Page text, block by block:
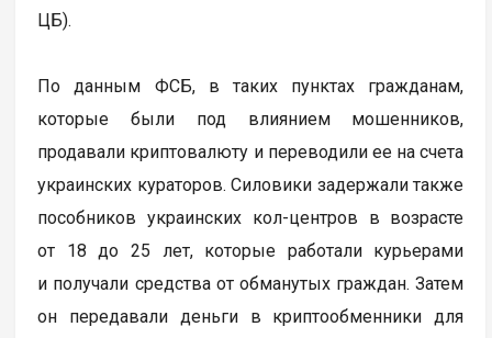
ЦБ).
По данным ФСБ, в таких пунктах гражданам,
которые были под влиянием мошенников,
продавали криптовалюту и переводили ее на счета
украинских кураторов. Силовики задержали также
пособников украинских кол-центров в возрасте
от 18 до 25 лет, которые работали курьерами
и получали средства от обманутых граждан. Затем
он передавали деньги в криптообменники для